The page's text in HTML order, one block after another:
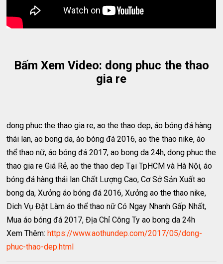
Bấm Xem Video: dong phuc the thao
gia re
dong phuc the thao gia re, ao the thao dep, áo bóng đá hàng
thái lan, ao bong da, áo bóng đá 2016, ao the thao nike, áo
thể thao nữ, áo bóng đá 2017, ao bong da 24h, dong phuc the
thao gia re Giá Rẻ, ao the thao dep Tại TpHCM và Hà Nội, áo
bóng đá hàng thái lan Chất Lượng Cao, Cơ Sở Sản Xuất ao
bong da, Xưởng áo bóng đá 2016, Xưởng ao the thao nike,
Dich Vụ Đặt Làm áo thể thao nữ Có Ngay Nhanh Gấp Nhất,
Mua áo bóng đá 2017, Địa Chỉ Công Ty ao bong da 24h
Xem Thêm: https://www.aothundep.com/2017/05/dong-
phuc-thao-dep.html